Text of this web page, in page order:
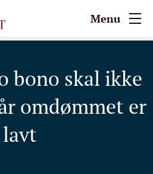
Menu
bono skal ikke
omdømmet er
lavt